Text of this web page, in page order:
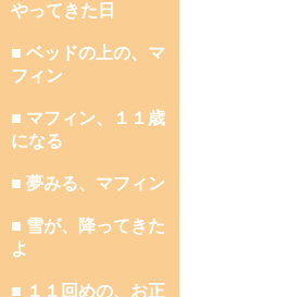
やってきた日
■ ベッドの上の、マ
フィン
■ マフィン、１１歳
になる
■ 夢みる、マフィン
■ 雪が、降ってきた
よ
■ １１回めの、お正